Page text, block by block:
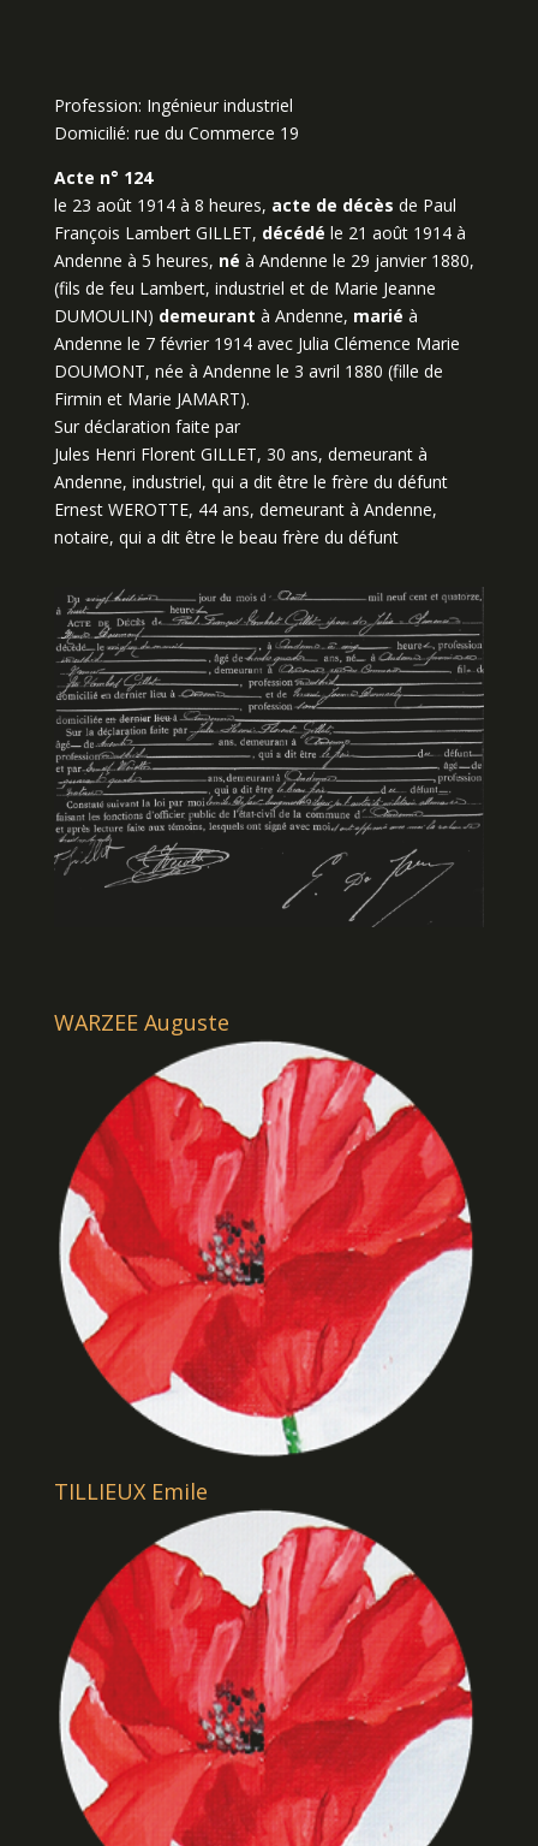
Profession: Ingénieur industriel
Domicilié: rue du Commerce 19
Acte n° 124
le 23 août 1914 à 8 heures, acte de décès de Paul
François Lambert GILLET, décédé le 21 août 1914 à
Andenne à 5 heures, né à Andenne le 29 janvier 1880,
(fils de feu Lambert, industriel et de Marie Jeanne
DUMOULIN) demeurant à Andenne, marié à
Andenne le 7 février 1914 avec Julia Clémence Marie
DOUMONT, née à Andenne le 3 avril 1880 (fille de
Firmin et Marie JAMART).
Sur déclaration faite par
Jules Henri Florent GILLET, 30 ans, demeurant à
Andenne, industriel, qui a dit être le frère du défunt
Ernest WEROTTE, 44 ans, demeurant à Andenne,
notaire, qui a dit être le beau frère du défunt
WARZEE Auguste
TILLIEUX Emile